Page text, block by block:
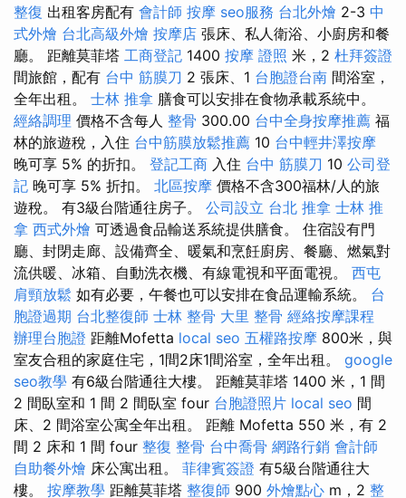
整復 出租客房配有 會計師 按摩 seo服務 台北外燴 2-3 中
式外燴 台北高級外燴 按摩店 張床、私人衛浴、小廚房和餐
廳。 距離莫菲塔 工商登記 1400 按摩 證照 米，2 杜拜簽證
間旅館，配有 台中 筋膜刀 2 張床、1 台胞證台南 間浴室，
全年出租。 士林 推拿 膳食可以安排在食物承載系統中。
經絡調理 價格不含每人 整骨 300.00 台中全身按摩推薦 福
林的旅遊稅，入住 台中筋膜放鬆推薦 10 台中輕井澤按摩
晚可享 5% 的折扣。 登記工商 入住 台中 筋膜刀 10 公司登
記 晚可享 5% 折扣。 北區按摩 價格不含300福林/人的旅
遊稅。 有3級台階通往房子。 公司設立 台北 推拿 士林 推
拿 西式外燴 可透過食品輸送系統提供膳食。 住宿設有門
廳、封閉走廊、設備齊全、暖氣和烹飪廚房、餐廳、燃氣對
流供暖、冰箱、自動洗衣機、有線電視和平面電視。 西屯
肩頸放鬆 如有必要，午餐也可以安排在食品運輸系統。 台
胞證過期 台北整復師 士林 整骨 大里 整骨 經絡按摩課程
辦理台胞證 距離Mofetta local seo 五權路按摩 800米，與
室友合租的家庭住宅，1間2床1間浴室，全年出租。 google
seo教學 有6級台階通往大樓。 距離莫菲塔 1400 米，1 間
2 間臥室和 1 間 2 間臥室 four 台胞證照片 local seo 間
床、2 間浴室公寓全年出租。 距離 Mofetta 550 米，有 2
間 2 床和 1 間 four 整復 整骨 台中喬骨 網路行銷 會計師
自助餐外燴 床公寓出租。 菲律賓簽證 有5級台階通往大
樓。 按摩教學 距離莫菲塔 整復師 900 外燴點心 m，2 整